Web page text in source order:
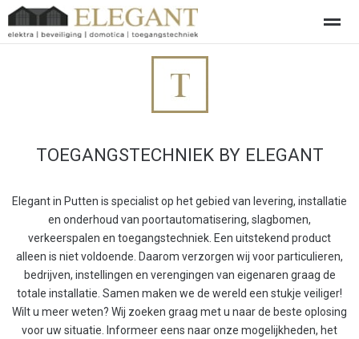
TOEGANGSTECHNIEK BY ELEGANT
Elegant in Putten is specialist op het gebied van levering, installatie
en onderhoud van poortautomatisering, slagbomen,
verkeerspalen en toegangstechniek. Een uitstekend product
alleen is niet voldoende. Daarom verzorgen wij voor particulieren,
bedrijven, instellingen en verengingen van eigenaren graag de
totale installatie. Samen maken we de wereld een stukje veiliger!
Wilt u meer weten? Wij zoeken graag met u naar de beste oplosing
voor uw situatie. Informeer eens naar onze mogelijkheden, het